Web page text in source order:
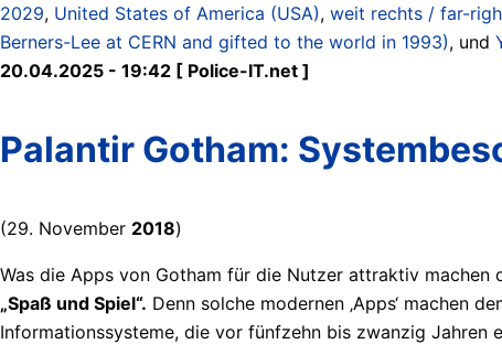
2029, United States of America (USA), weit rechts / far-
Berners-Lee at CERN and gifted to the world in 1993), und
20.04.2025 - 19:42 [ Police-IT.net ]
Palantir Gotham:
(29. November 2018)
Was die Apps von Gotham für die Nutzer attraktiv
„Spaß und Spiel“. Denn solche modernen ‚Apps‘ machen
Informationssysteme, die vor fünfzehn bis zwanzig